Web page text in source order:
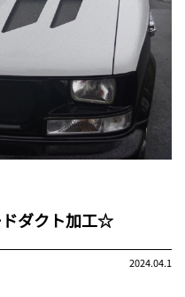
ダクト加工☆
2024.04.1